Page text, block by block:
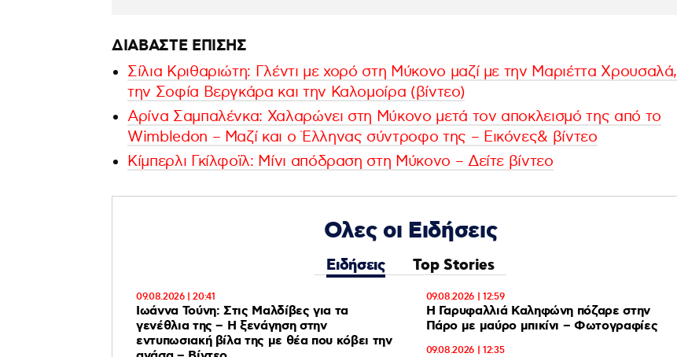
ΔΙΑΒΑΣΤΕ ΕΠΙΣΗΣ
Σίλια Κριθαριώτη: Γλέντι με χορό στη Μύκονο μαζί με την Μαριέττα Χρουσαλά,
την Σοφία Βεργκάρα και την Καλομοίρα (βίντεο)
Αρίνα Σαμπαλένκα: Χαλαρώνει στη Μύκονο μετά τον αποκλεισμό της από το
Wimbledon – Μαζί και ο Έλληνας σύντροφο της – Εικόνες& βίντεο
Κίμπερλι Γκίλφοϊλ: Μίνι απόδραση στη Μύκονο – Δείτε βίντεο
Ολες οι Ειδήσεις
Ειδήσεις Top Stories
09.08.2026 | 20:41
Ιωάννα Τούνη: Στις Μαλδίβες για τα
γενέθλια της – H ξενάγηση στην
εντυπωσιακή βίλα της με θέα που κόβει την
09.08.2026 | 12:59
Η Γαρυφαλλιά Καληφώνη πόζαρε στην
Πάρο με μαύρο μπικίνι – Φωτογραφίες
09.08.2026 | 12:35